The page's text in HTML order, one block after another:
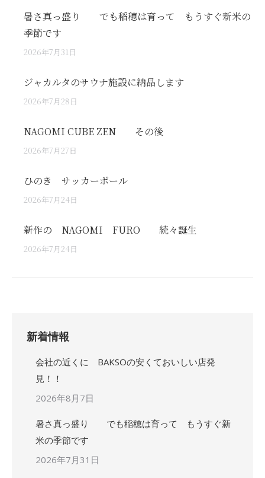
暑さ真っ盛り でも稲穂は育って もうすぐ新米の
季節です
2026年7月31日
ジャカルタのサウナ施設に納品します
2026年7月28日
NAGOMI CUBE ZEN その後
2026年7月27日
ひのき サッカーボール
2026年7月24日
新作の NAGOMI FURO 続々誕生
2026年7月24日
新着情報
会社の近くに BAKSOの安くておいしい店発
見！！
2026年8月7日
暑さ真っ盛り でも稲穂は育って もうすぐ新
米の季節です
2026年7月31日